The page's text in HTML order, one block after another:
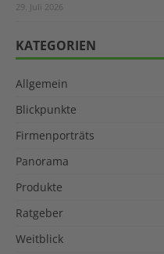
29. Juli 2026
KATEGORIEN
Allgemein
Blickpunkte
Firmenporträts
Panorama
Produkte
Ratgeber
Weitblick